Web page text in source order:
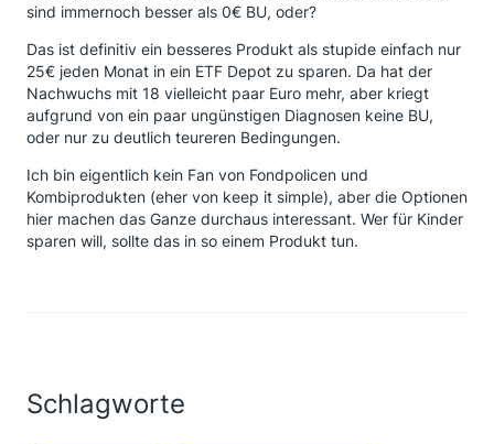
sind immernoch besser als 0€ BU, oder?
Das ist definitiv ein besseres Produkt als stupide einfach nur
25€ jeden Monat in ein ETF Depot zu sparen. Da hat der
Nachwuchs mit 18 vielleicht paar Euro mehr, aber kriegt
aufgrund von ein paar ungünstigen Diagnosen keine BU,
oder nur zu deutlich teureren Bedingungen.
Ich bin eigentlich kein Fan von Fondpolicen und
Kombiprodukten (eher von keep it simple), aber die Optionen
hier machen das Ganze durchaus interessant. Wer für Kinder
sparen will, sollte das in so einem Produkt tun.
Schlagworte